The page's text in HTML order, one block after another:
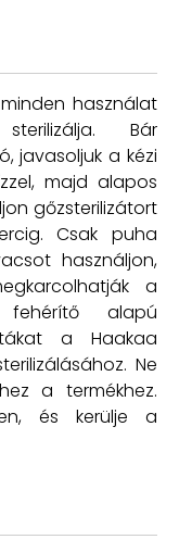
használat
Bár
javasoljuk a kézi
majd alapos
gőzsterilizátort
Csak puha
használjon,
a
alapú
a Haakaa
Ne
a termékhez.
és kerülje a